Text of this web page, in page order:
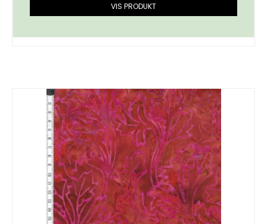
VIS PRODUKT